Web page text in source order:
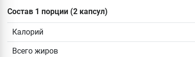
Состав 1 порции (2 капсул)
Калорий
Всего жиров